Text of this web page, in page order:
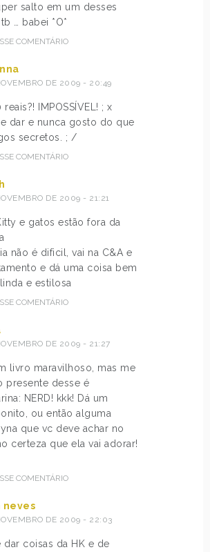
salto em um desses
… babei *O*
COMENTÁRIO
DE 2009 - 20:49
IMPOSSÍVEL! ; x
dar e nunca gosto do que
secretos. ; /
COMENTÁRIO
DE 2009 - 21:21
e gatos estão fora da
não é dificil, vai na C&A e
e dá uma coisa bem
e estilosa
COMENTÁRIO
DE 2009 - 21:27
livro maravilhoso, mas me
presente desse é
NERD! kkk! Dá um
ou então alguma
que vc deve achar no
certeza que ela vai adorar!
COMENTÁRIO
neves
DE 2009 - 22:03
dar coisas da HK e de